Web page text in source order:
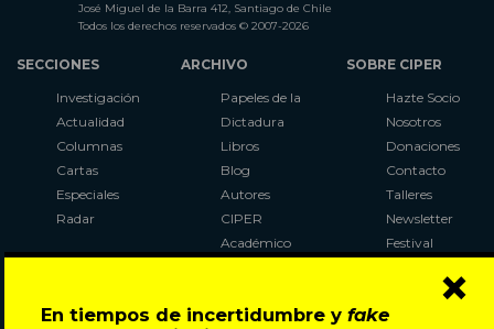
En tiempos de incertidumbre y fake
×
José Miguel de la Barra 412, Santiago de Chile
Todos los derechos reservados © 2007-2026
SECCIONES
Investigación
Actualidad
Columnas
Cartas
Especiales
Radar
ARCHIVO
Papeles de la
Dictadura
Libros
Blog
Autores
CIPER
Académico
Al Plebiscito
SOBRE CIPER
Hazte Socio
Nosotros
Donaciones
Contacto
Talleres
Newsletter
Festival